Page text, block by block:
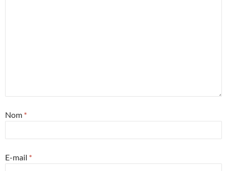
Nom *
E-mail *